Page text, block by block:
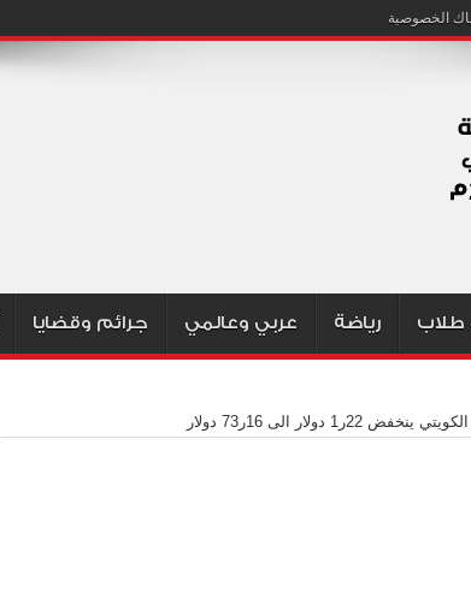
طلاب رياضة عربي وعالمي جرائم وقضايا
دولار الى 16ر73 دولار